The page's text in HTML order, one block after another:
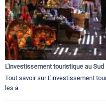
L'investissement touristique au Sud
Tout savoir sur L'investissement
les a